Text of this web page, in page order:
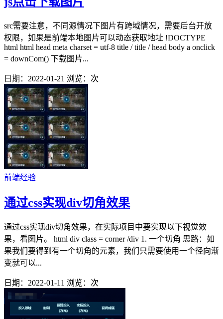
src需要注意，不同源情况下图片有跨域情况，需要后台开放
权限，如果是前端本地图片可以动态获取地址 !DOCTYPE
html html head meta charset = utf-8 title / title / head body a onclick
= downCom() 下载图片...
日期：2022-01-21 浏览： 次
前端经验
通过css实现div切角效果
通过css实现div切角效果，在实际项目中要实现以下视觉效
果，看图片。 html div class = corner /div 1. 一个切角 思路：如
果我们要得到有一个切角的元素，我们只需要使用一个径向渐
变就可以...
日期：2022-01-11 浏览： 次